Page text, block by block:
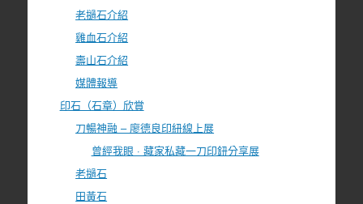
老撾石介紹
雞血石介紹
壽山石介紹
媒體報導
印石（石章）欣賞
刀暢神融 – 廖德良印紐線上展
曾經我眼 · 藏家私藏一刀印鈕分享展
老撾石
田黃石